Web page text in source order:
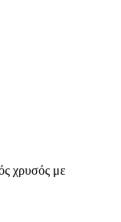
χρυσός με